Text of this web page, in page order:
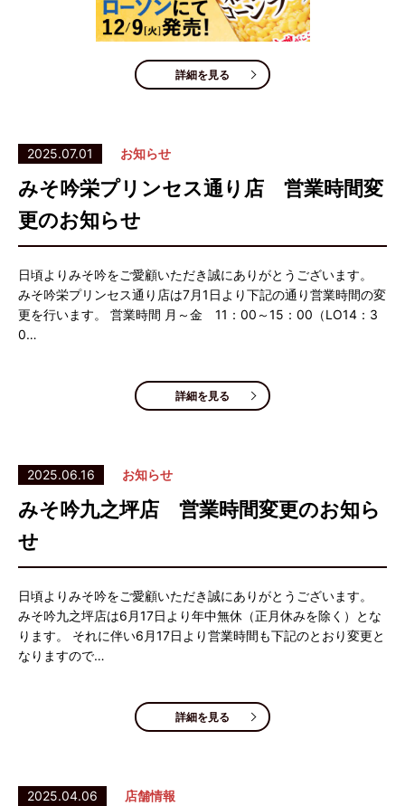
詳細を見る
2025.07.01 お知らせ
みそ吟栄プリンセス通り店 営業時間変
更のお知らせ
日頃よりみそ吟をご愛顧いただき誠にありがとうございます。
みそ吟栄プリンセス通り店は7月1日より下記の通り営業時間の変
更を行います。 営業時間 月～金 11：00～15：00（LO14：3
0…
詳細を見る
2025.06.16 お知らせ
みそ吟九之坪店 営業時間変更のお知ら
せ
日頃よりみそ吟をご愛顧いただき誠にありがとうございます。
みそ吟九之坪店は6月17日より年中無休（正月休みを除く）とな
ります。 それに伴い6月17日より営業時間も下記のとおり変更と
なりますので…
詳細を見る
2025.04.06 店舗情報